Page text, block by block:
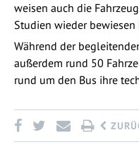
weisen auch die
Studien wieder bewiesen
Während der
außerdem rund 50
rund um den Bus ihre